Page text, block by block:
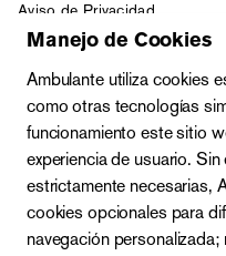
Aviso de Privacidad
Contraloría Social
Manejo de Cookies
Ambulante utiliza cookies
como otras tecnologías
funcionamiento este sitio
experiencia de usuario.
estrictamente necesarias,
cookies opcionales para
navegación personalizada;